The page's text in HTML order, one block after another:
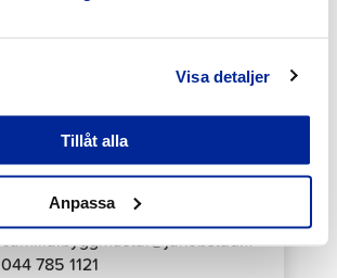
Visa detaljer
Tillåt alla
Anpassa
magnus.brannbacka@jakobstad.fi
Camilla Byggmästar
Parkeringskontrollant
camilla.byggmastar@jakobstad.fi
044 785 1121